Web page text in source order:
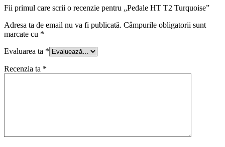
Fii primul care scrii o recenzie pentru „Pedale HT T2 Turquoise”
Adresa ta de email nu va fi publicată. Câmpurile obligatorii sunt
marcate cu *
Evaluarea ta *
Recenzia ta *